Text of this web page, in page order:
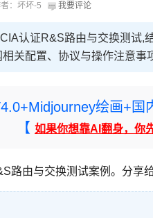
：坏坏-5 我要评论
认证R&S路由与交换测试,
关配置、协议与操作注意事
绘画+国
【 如果你想靠AI翻身，你
路由与交换测试案例。分享